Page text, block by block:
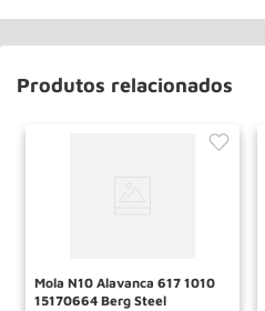
Produtos relacionados
Mola N10 Alavanca 617 1010
15170664 Berg Steel